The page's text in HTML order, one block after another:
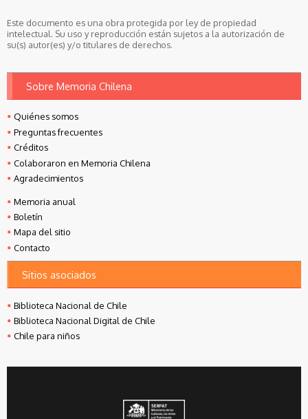
Este documento es una obra protegida por ley de propiedad
intelectual. Su uso y reproducción están sujetos a la autorización de
su(s) autor(es) y/o titulares de derechos.
Sobre Memoria Chilena
Quiénes somos
Preguntas frecuentes
Créditos
Colaboraron en Memoria Chilena
Agradecimientos
Memoria anual
Boletín
Mapa del sitio
Contacto
Sitios asociados
Biblioteca Nacional de Chile
Biblioteca Nacional Digital de Chile
Chile para niños